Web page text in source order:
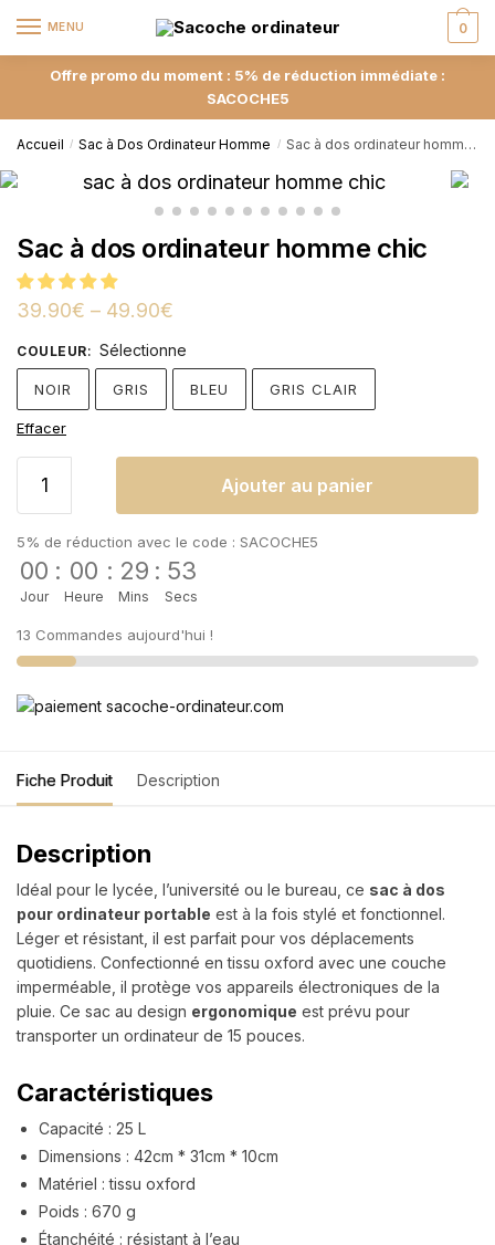
MENU 0
Offre promo du moment : 5% de réduction immédiate :
SACOCHE5
Accueil / Sac à Dos Ordinateur Homme / Sac à dos ordinateur homme chic
Sac à dos ordinateur homme chic
39.90€ – 49.90€
COULEUR: Sélectionne
NOIR GRIS BLEU GRIS CLAIR
Effacer
Ajouter au panier
5% de réduction avec le code : SACOCHE5
00
Jour
: 00
Heure
: 29
Mins
: 53
Secs
13 Commandes aujourd'hui !
Fiche Produit Description
Description
Idéal pour le lycée, l’université ou le bureau, ce sac à dos
pour ordinateur portable est à la fois stylé et fonctionnel.
Léger et résistant, il est parfait pour vos déplacements
quotidiens. Confectionné en tissu oxford avec une couche
imperméable, il protège vos appareils électroniques de la
pluie. Ce sac au design ergonomique est prévu pour
transporter un ordinateur de 15 pouces.
Caractéristiques
Capacité : 25 L
Dimensions : 42cm * 31cm * 10cm
Matériel : tissu oxford
Poids : 670 g
Étanchéité : résistant à l’eau